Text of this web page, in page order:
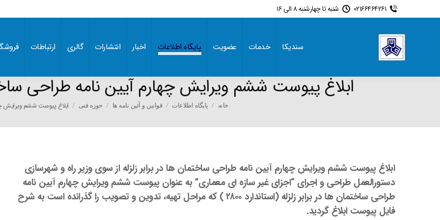
02166464261 شنبه تا چهارشنبه 8 الی 16
سندیکا خدمات عضویت پایگاه اطلاعات اخبار انتشارات گالری ارتباطات
ابلاغ پیوست ششم ویرایش چهارم آیین نامه طراحی
You are here:
خانه پایگاه اطلاعات قوانین و آئین نامه ها حوزه فنی ابلاغ پیوست ششم ویرایش
ابلاغ پیوست ششم ویرایش چهارم آیین نامه طراحی ساختمان ها در برابر زلزله از سوی وزیر راه و شهرسازی
دستورالعمل طراحی و اجرای “اجزای غیر سازه ای معماری” به عنوان پیوست ششم ویرایش چهارم آیین نامه
طراحی ساختمان ها در برابر زلزله (استاندارد ۲۸۰۰ ) که مراحل تهیه، تدوین و تصویب را گذرانده است به شرح
فایل پیوست ابلاغ گردید.